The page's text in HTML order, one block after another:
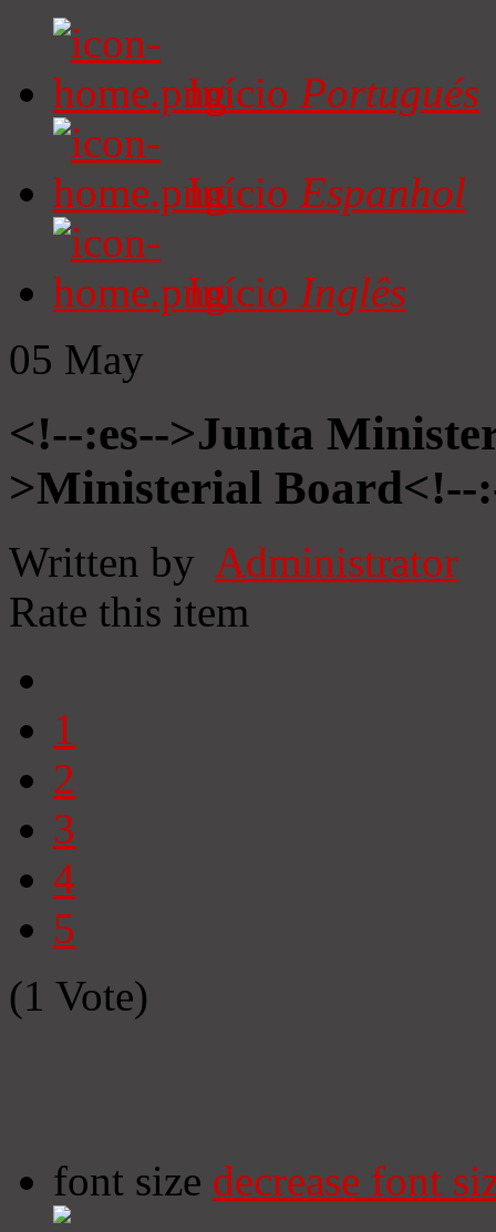
Início Portugués
Início Espanhol
Início Inglês
05 May
<!--:es-->Junta
>Ministerial Board<!--
Written by Administrator
Rate this item
1
2
3
4
5
(1 Vote)
font size decrease font